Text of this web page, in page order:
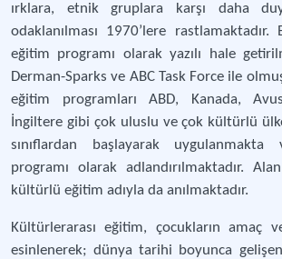
ırklara, etnik gruplara karşı daha
odaklanılması 1970’lere rastlamaktadır.
eğitim programı olarak yazılı hale
Derman-Sparks ve ABC Task Force ile
eğitim programları ABD, Kanada,
İngiltere gibi çok uluslu ve çok kültürlü
sınıflardan başlayarak uygulanmakta
programı olarak adlandırılmaktadır.
kültürlü eğitim adıyla da anılmaktadır.
Kültürlerarası eğitim, çocukların amaç
esinlenerek; dünya tarihi boyunca